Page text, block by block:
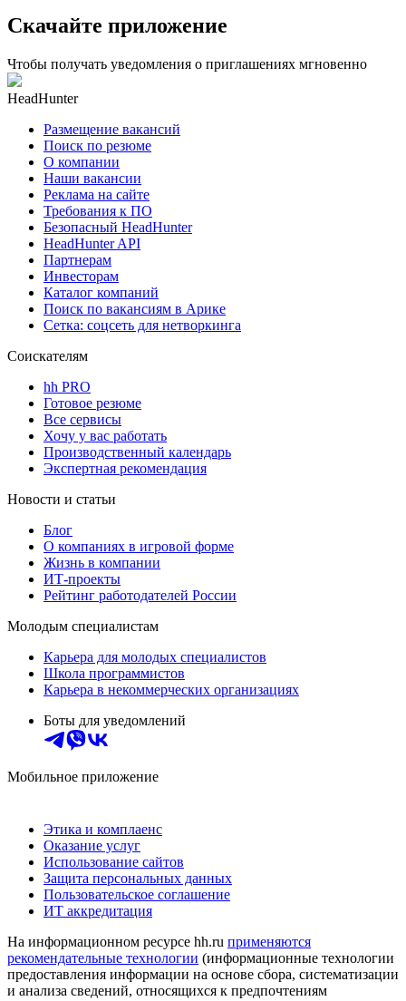
Скачайте приложение
Чтобы получать уведомления о приглашениях мгновенно
HeadHunter
Размещение вакансий
Поиск по резюме
О компании
Наши вакансии
Реклама на сайте
Требования к ПО
Безопасный HeadHunter
HeadHunter API
Партнерам
Инвесторам
Каталог компаний
Поиск по вакансиям в Арике
Сетка: соцсеть для нетворкинга
Соискателям
hh PRO
Готовое резюме
Все сервисы
Хочу у вас работать
Производственный календарь
Экспертная рекомендация
Новости и статьи
Блог
О компаниях в игровой форме
Жизнь в компании
ИТ-проекты
Рейтинг работодателей России
Молодым специалистам
Карьера для молодых специалистов
Школа программистов
Карьера в некоммерческих организациях
Боты для уведомлений
Мобильное приложение
Этика и комплаенс
Оказание услуг
Использование сайтов
Защита персональных данных
Пользовательское соглашение
ИТ аккредитация
На информационном ресурсе hh.ru применяются
рекомендательные технологии (информационные технологии
предоставления информации на основе сбора, систематизации
и анализа сведений, относящихся к предпочтениям